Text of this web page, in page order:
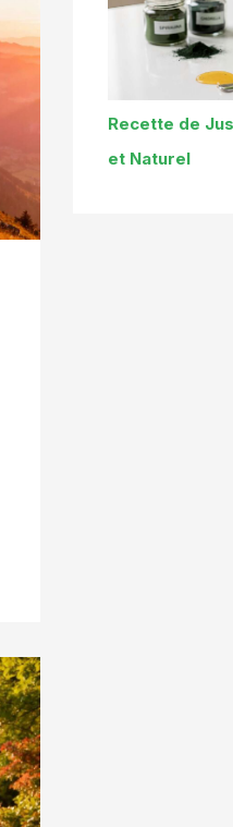
Recette de
et Naturel